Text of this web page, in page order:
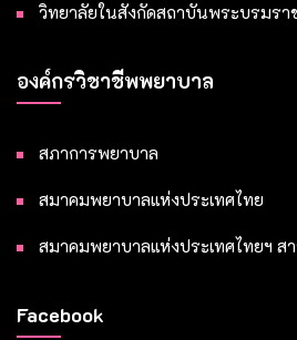
วิทยาลัยในสังกัดสถาบันพระบรมร
องค์กรวิชาชีพพยาบาล
สภาการพยาบาล
สมาคมพยาบาลแห่งประเทศไทย
สมาคมพยาบาลแห่งประเทศไทยฯ ส
Facebook